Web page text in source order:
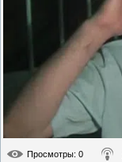
Просмотры: 0